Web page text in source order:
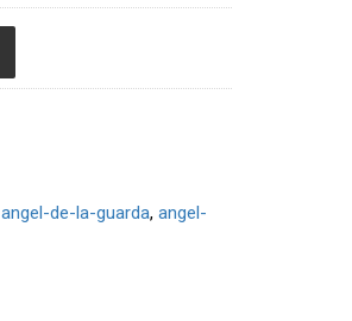
angel-de-la-guarda angel-